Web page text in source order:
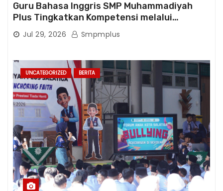
Guru Bahasa Inggris SMP Muhammadiyah
Plus Tingkatkan Kompetensi melalui
Pelatihan Cambridge Life Skills in Action
Jul 29, 2026 Smpmplus
UNCATEGORIZED BERITA